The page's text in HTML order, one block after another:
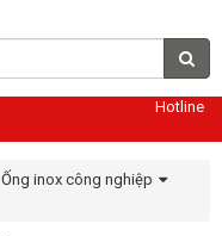
Hotline
Ống inox công nghiệp